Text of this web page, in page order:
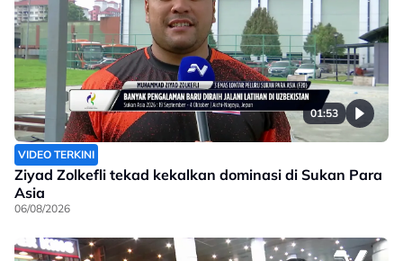
01:53
VIDEO TERKINI
Ziyad Zolkefli tekad kekalkan dominasi di Sukan Para
Asia
06/08/2026